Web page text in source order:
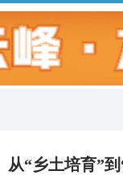
从“乡土培育”